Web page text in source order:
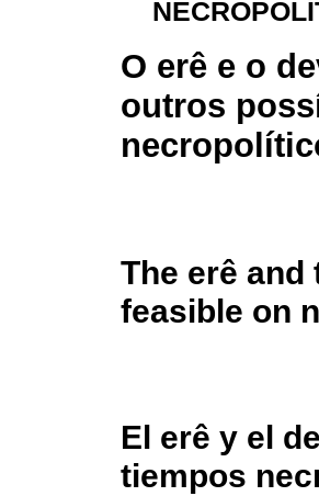
O erê e o
outros
The erê
feasible on
El erê y el
tiempos